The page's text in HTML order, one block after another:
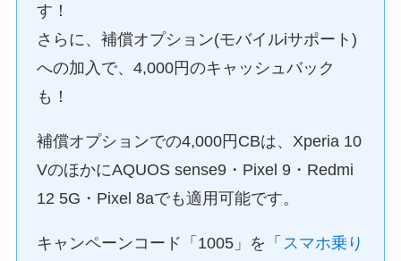
す！
さらに、補償オプション(モバイルiサポート)
への加入で、4,000円のキャッシュバック
も！
補償オプションでの4,000円CBは、Xperia 10
VのほかにAQUOS sense9・Pixel 9・Redmi
12 5G・Pixel 8aでも適用可能です。
キャンペーンコード「1005」を「 スマホ乗り